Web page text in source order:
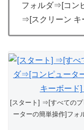
フォルダ⇒[コン
⇒[スクリーン キ
[スタート] ⇒[すべての
ーターの簡単操作]フォ